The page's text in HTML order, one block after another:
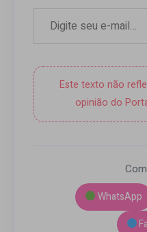
Este texto não
opinião do
WhatsApp